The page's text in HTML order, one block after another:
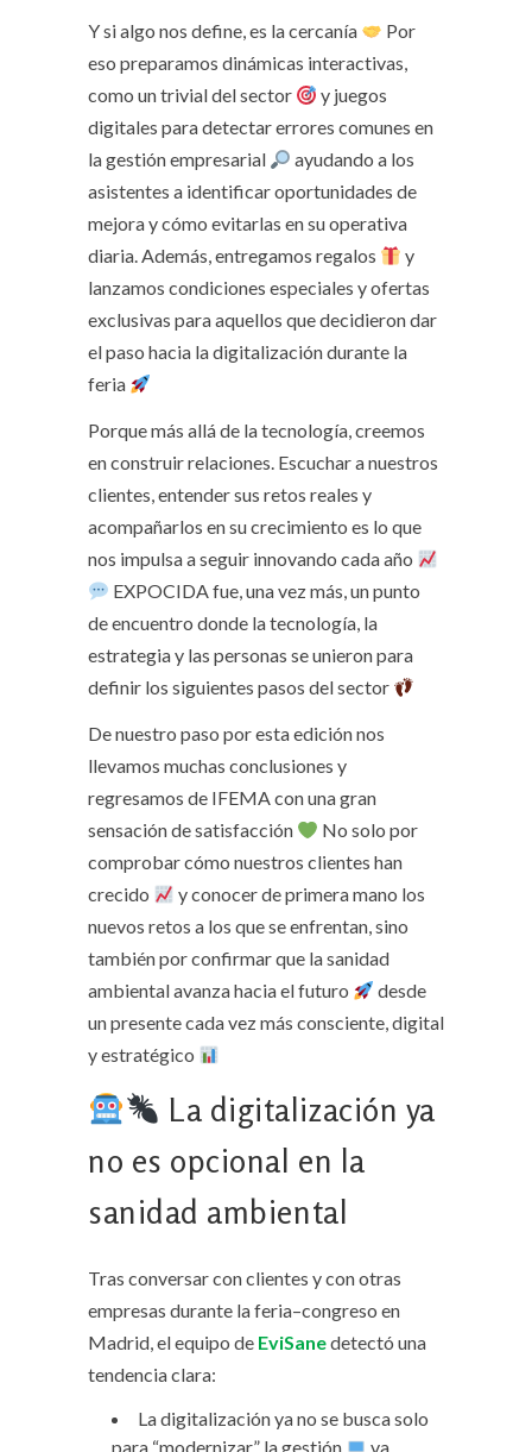
Y si algo nos define, es la cercanía
Por
eso preparamos dinámicas interactivas,
como un trivial del sector
y juegos
digitales para detectar errores comunes en
la gestión empresarial
ayudando a los
asistentes a identificar oportunidades de
mejora y cómo evitarlas en su operativa
diaria. Además, entregamos regalos
y
lanzamos condiciones especiales y ofertas
exclusivas para aquellos que decidieron dar
el paso hacia la digitalización durante la
feria
Porque más allá de la tecnología, creemos
en construir relaciones. Escuchar a nuestros
clientes, entender sus retos reales y
acompañarlos en su crecimiento es lo que
nos impulsa a seguir innovando cada año
EXPOCIDA fue, una vez más, un punto
de encuentro donde la tecnología, la
estrategia y las personas se unieron para
definir los siguientes pasos del sector
De nuestro paso por esta edición nos
llevamos muchas conclusiones y
regresamos de IFEMA con una gran
sensación de satisfacción
No solo por
comprobar cómo nuestros clientes han
crecido
y conocer de primera mano los
nuevos retos a los que se enfrentan, sino
también por confirmar que la sanidad
ambiental avanza hacia el futuro
desde
un presente cada vez más consciente, digital
y estratégico
La digitalización ya
no es opcional en la
sanidad ambiental
Tras conversar con clientes y con otras
empresas durante la feria–congreso en
Madrid, el equipo de EviSanedetectó una
tendencia clara:
La digitalización ya no se busca solo
para “modernizar” la gestión
va